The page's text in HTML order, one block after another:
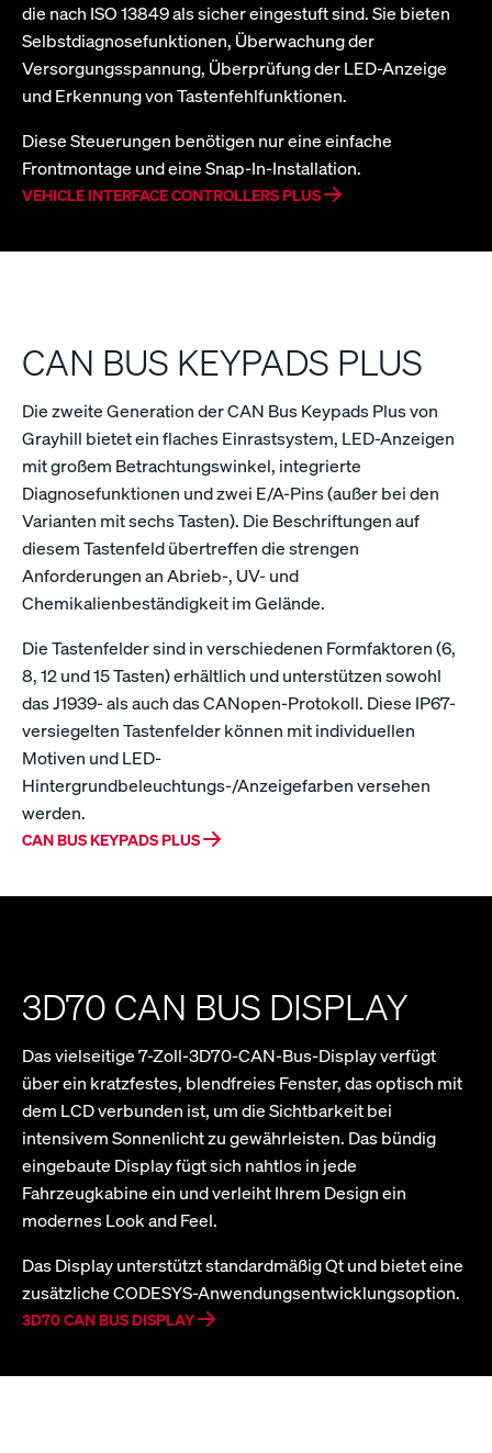
die nach ISO 13849 als sicher eingestuft sind. Sie bieten
Selbstdiagnosefunktionen, Überwachung der
Versorgungsspannung, Überprüfung der LED-Anzeige
und Erkennung von Tastenfehlfunktionen.
Diese Steuerungen benötigen nur eine einfache
Frontmontage und eine Snap-In-Installation.
VEHICLE INTERFACE CONTROLLERS PLUS
CAN BUS KEYPADS PLUS
Die zweite Generation der CAN Bus Keypads Plus von
Grayhill bietet ein flaches Einrastsystem, LED-Anzeigen
mit großem Betrachtungswinkel, integrierte
Diagnosefunktionen und zwei E/A-Pins (außer bei den
Varianten mit sechs Tasten). Die Beschriftungen auf
diesem Tastenfeld übertreffen die strengen
Anforderungen an Abrieb-, UV- und
Chemikalienbeständigkeit im Gelände.
Die Tastenfelder sind in verschiedenen Formfaktoren (6,
8, 12 und 15 Tasten) erhältlich und unterstützen sowohl
das J1939- als auch das CANopen-Protokoll. Diese IP67-
versiegelten Tastenfelder können mit individuellen
Motiven und LED-
Hintergrundbeleuchtungs-/Anzeigefarben versehen
werden.
CAN BUS KEYPADS PLUS
3D70 CAN BUS DISPLAY
Das vielseitige 7-Zoll-3D70-CAN-Bus-Display verfügt
über ein kratzfestes, blendfreies Fenster, das optisch mit
dem LCD verbunden ist, um die Sichtbarkeit bei
intensivem Sonnenlicht zu gewährleisten. Das bündig
eingebaute Display fügt sich nahtlos in jede
Fahrzeugkabine ein und verleiht Ihrem Design ein
modernes Look and Feel.
Das Display unterstützt standardmäßig Qt und bietet eine
zusätzliche CODESYS-Anwendungsentwicklungsoption.
3D70 CAN BUS DISPLAY